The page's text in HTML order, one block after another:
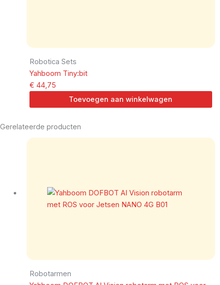
Robotica Sets
Yahboom Tiny:bit
€ 44,75
Toevoegen aan winkelwagen
Gerelateerde producten
Robotarmen